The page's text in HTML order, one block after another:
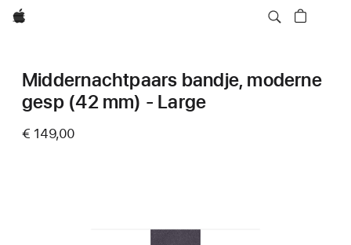
Apple
Middernachtpaars bandje, moderne
gesp (42 mm) - Large
€ 149,00